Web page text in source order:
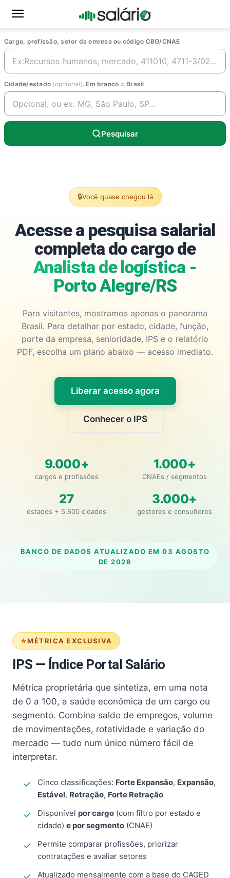
Cargo, profissão, setor da emresa ou código CBO/CNAE
Cidade/estado (opcional). Em branco = Brasil
Pesquisar
🔒Você quase chegou lá
Acesse a pesquisa salarial
completa do cargo de
Analista de logística -
Porto Alegre/RS
Para visitantes, mostramos apenas o panorama
Brasil. Para detalhar por estado, cidade, função,
porte da empresa, senioridade, IPS e o relatório
PDF, escolha um plano abaixo — acesso imediato.
Liberar acesso agora
Conhecer o IPS
9.000+
cargos e profissões
1.000+
CNAEs / segmentos
27
estados + 5.600 cidades
3.000+
gestores e consultores
BANCO DE DADOS ATUALIZADO EM 03 AGOSTO
DE 2026
MÉTRICA EXCLUSIVA
IPS — Índice Portal Salário
Métrica proprietária que sintetiza, em uma nota
de 0 a 100, a saúde econômica de um cargo ou
segmento. Combina saldo de empregos, volume
de movimentações, rotatividade e variação do
mercado — tudo num único número fácil de
interpretar.
Cinco classificações: Forte Expansão, Expansão,
Estável, Retração, Forte Retração
Disponível por cargo (com filtro por estado e
cidade) e por segmento (CNAE)
Permite comparar profissões, priorizar
contratações e avaliar setores
Atualizado mensalmente com a base do CAGED